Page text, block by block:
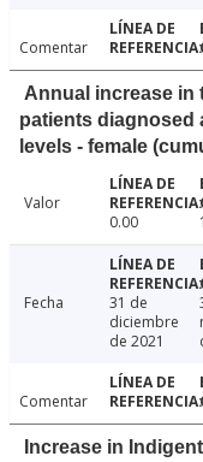
Comentar
Annual increase in
patients diagnosed
levels - female
Valor
0.00
Fecha
31 de
diciembre
de 2021
Comentar
Increase in